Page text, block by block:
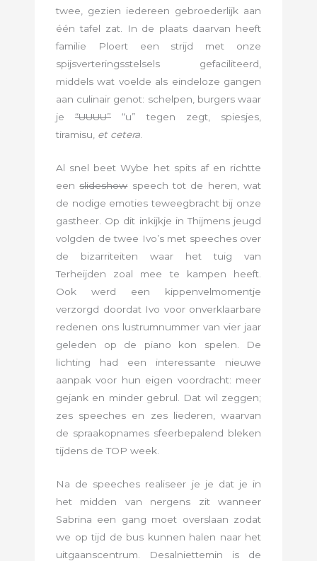
twee, gezien iedereen gebroederlijk aan
één tafel zat. In de plaats daarvan heeft
familie Ploert een strijd met onze
spijsverteringsstelsels gefaciliteerd,
middels wat voelde als eindeloze gangen
aan culinair genot: schelpen, burgers waar
je “UUUU” “u” tegen zegt, spiesjes,
tiramisu, et cetera
Al snel beet Wybe het spits af en richtte
eenslideshowspeech tot de heren, wat
de nodige emoties teweegbracht bij onze
gastheer. Op dit inkijkje in Thijmens jeugd
volgden de twee Ivo’s met speeches over
de bizarriteiten waar het tuig van
Terheijden zoal mee te kampen heeft.
Ook werd een kippenvelmomentje
verzorgd doordat Ivo voor onverklaarbare
redenen ons lustrumnummer van vier jaar
geleden op de piano kon spelen. De
lichting had een interessante nieuwe
aanpak voor hun eigen voordracht: meer
gejank en minder gebrul. Dat wil zeggen;
zes speeches en zes liederen, waarvan
de spraakopnames sfeerbepalend bleken
tijdens de TOP week.
Na de speeches realiseer je je dat je in
het midden van nergens zit wanneer
Sabrina een gang moet overslaan zodat
we op tijd de bus kunnen halen naar het
uitgaanscentrum. Desalniettemin is de